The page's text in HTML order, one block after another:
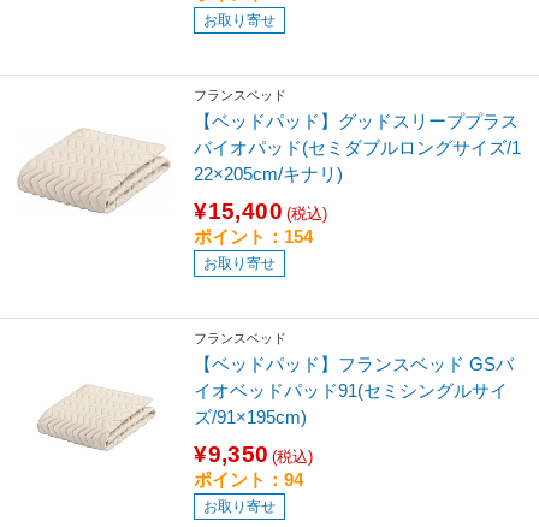
お取り寄せ
フランスベッド
【ベッドパッド】グッドスリーププラス
バイオパッド(セミダブルロングサイズ/1
22×205cm/キナリ)
¥15,400 (税込)
ポイント：154
お取り寄せ
フランスベッド
【ベッドパッド】フランスベッド GSバ
イオベッドパッド91(セミシングルサイ
ズ/91×195cm)
¥9,350 (税込)
ポイント：94
お取り寄せ